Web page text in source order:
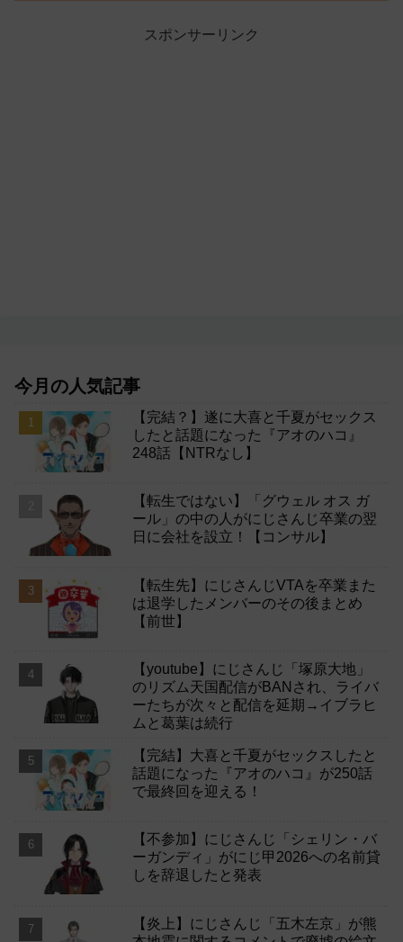
スポンサーリンク
今月の人気記事
【完結？】遂に大喜と千夏がセックス
したと話題になった『アオのハコ』
248話【NTRなし】
【転生ではない】「グウェル オス ガ
ール」の中の人がにじさんじ卒業の翌
日に会社を設立！【コンサル】
【転生先】にじさんじVTAを卒業また
は退学したメンバーのその後まとめ
【前世】
【youtube】にじさんじ「塚原大地」
のリズム天国配信がBANされ、ライバ
ーたちが次々と配信を延期→イブラヒ
ムと葛葉は続行
【完結】大喜と千夏がセックスしたと
話題になった『アオのハコ』が250話
で最終回を迎える！
【不参加】にじさんじ「シェリン・バ
ーガンディ」がにじ甲2026への名前貸
しを辞退したと発表
【炎上】にじさんじ「五木左京」が熊